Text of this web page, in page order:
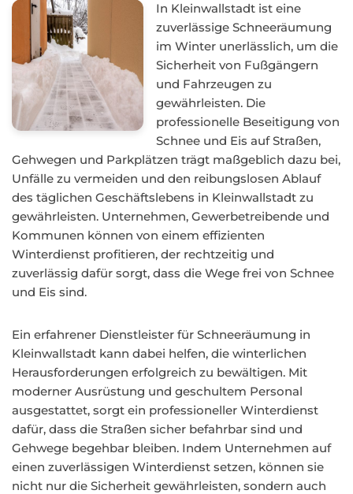
In Kleinwallstadt ist eine
zuverlässige Schneeräumung
im Winter unerlässlich, um die
Sicherheit von Fußgängern
und Fahrzeugen zu
gewährleisten. Die
professionelle Beseitigung von
Schnee und Eis auf Straßen,
Gehwegen und Parkplätzen trägt maßgeblich dazu bei,
Unfälle zu vermeiden und den reibungslosen Ablauf
des täglichen Geschäftslebens in Kleinwallstadt zu
gewährleisten. Unternehmen, Gewerbetreibende und
Kommunen können von einem effizienten
Winterdienst profitieren, der rechtzeitig und
zuverlässig dafür sorgt, dass die Wege frei von Schnee
und Eis sind.
Ein erfahrener Dienstleister für Schneeräumung in
Kleinwallstadt kann dabei helfen, die winterlichen
Herausforderungen erfolgreich zu bewältigen. Mit
moderner Ausrüstung und geschultem Personal
ausgestattet, sorgt ein professioneller Winterdienst
dafür, dass die Straßen sicher befahrbar sind und
Gehwege begehbar bleiben. Indem Unternehmen auf
einen zuverlässigen Winterdienst setzen, können sie
nicht nur die Sicherheit gewährleisten, sondern auch